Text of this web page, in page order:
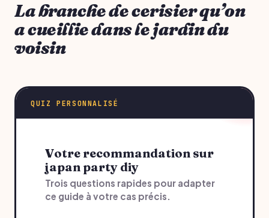
La branche de cerisier qu’on
a cueillie dans le jardin du
voisin
QUIZ PERSONNALISÉ
Votre recommandation sur
japan party diy
Trois questions rapides pour adapter
ce guide à votre cas précis.